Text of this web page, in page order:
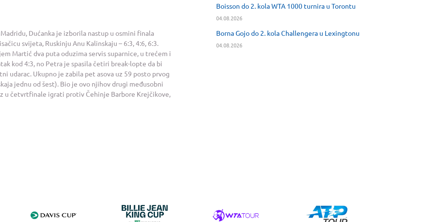
Dućanka je izborila nastup u osmini finala
svijeta, Ruskinju Anu Kalinskaju – 6:3, 4:6, 6:3.
Martić dva puta oduzima servis suparnice, u trećem i
kod 4:3, no Petra je spasila četiri break-lopte da bi
udarac. Ukupno je zabila pet asova uz 59 posto prvog
jednu od šest). Bio je ovo njihov drugi međusobni
u četvrtfinale igrati protiv Čehinje Barbore Krejčikove,
Boisson do 2. kola WTA 1000 turnira u Torontu
04.08.2026
Borna Gojo do 2. kola Challengera u Lexingtonu
04.08.2026